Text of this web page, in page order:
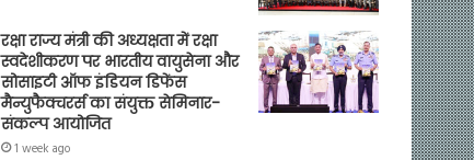
रक्षा राज्य मंत्री की अध्यक्षता में रक्षा
स्वदेशीकरण पर भारतीय वायुसेना और
सोसाइटी ऑफ इंडियन डिफेंस
मैन्युफैक्चरर्स का संयुक्त सेमिनार-
संकल्प आयोजित
1 week ago